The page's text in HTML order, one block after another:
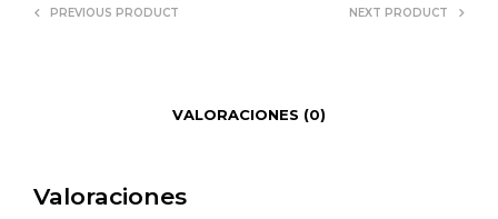
PREVIOUS PRODUCT NEXT PRODUCT
VALORACIONES (0)
Valoraciones